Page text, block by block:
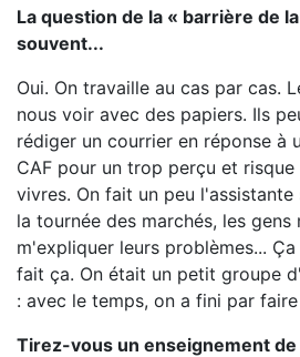
La question de la « barrière de
souvent...
Oui. On travaille au cas par cas.
nous voir avec des papiers. Ils
rédiger un courrier en réponse à
CAF pour un trop perçu et
vivres. On fait un peu l'assistante
la tournée des marchés, les
m'expliquer leurs problèmes...
fait ça. On était un petit groupe
: avec le temps, on a fini par
Tirez-vous un enseignement